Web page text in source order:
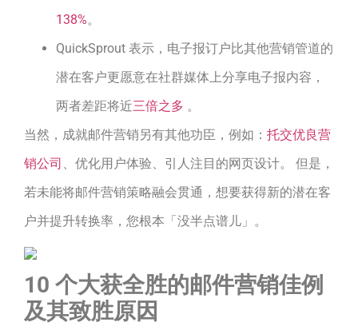
138%。
QuickSprout 表示，电子报订户比其他营销管道的
潜在客户更愿意在社群媒体上分享电子报内容，
两者差距将近三倍之多 。
当然，成就邮件营销另有其他功臣，例如： 托交优良营
销公司 、优化用户体验、引人注目的网页设计。 但是，
若未能将邮件营销策略融会贯通，想要获得新的潜在客
户并提升转换率，您根本「没半点谱儿」。
10 个大获全胜的邮件营销佳例
及其致胜原因